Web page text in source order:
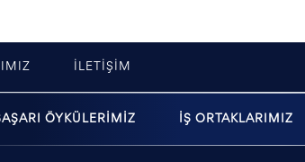
İLETİŞİM
ÖYKÜLERİMİZ İŞ ORTAKLARIMIZ